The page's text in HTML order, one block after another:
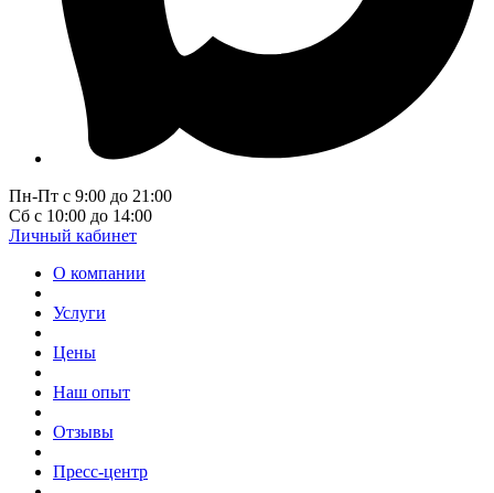
Пн-Пт с 9:00 до 21:00
Сб с 10:00 до 14:00
Личный кабинет
О компании
Услуги
Цены
Наш опыт
Отзывы
Пресс-центр